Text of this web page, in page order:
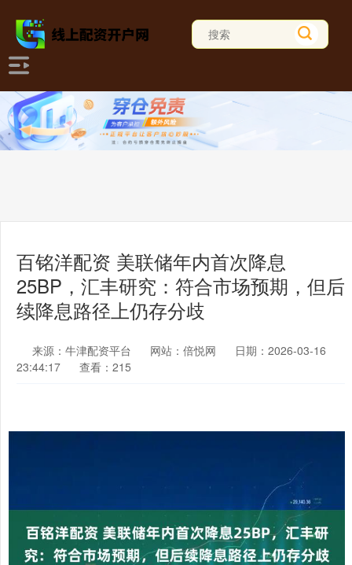
百铭洋配资 美联储年内首次降息
25BP，汇丰研究：符合市场预期，但后
续降息路径上仍存分歧
来源：牛津配资平台 网站：倍悦网
日期：2026-03-16
23:44:17
查看：215